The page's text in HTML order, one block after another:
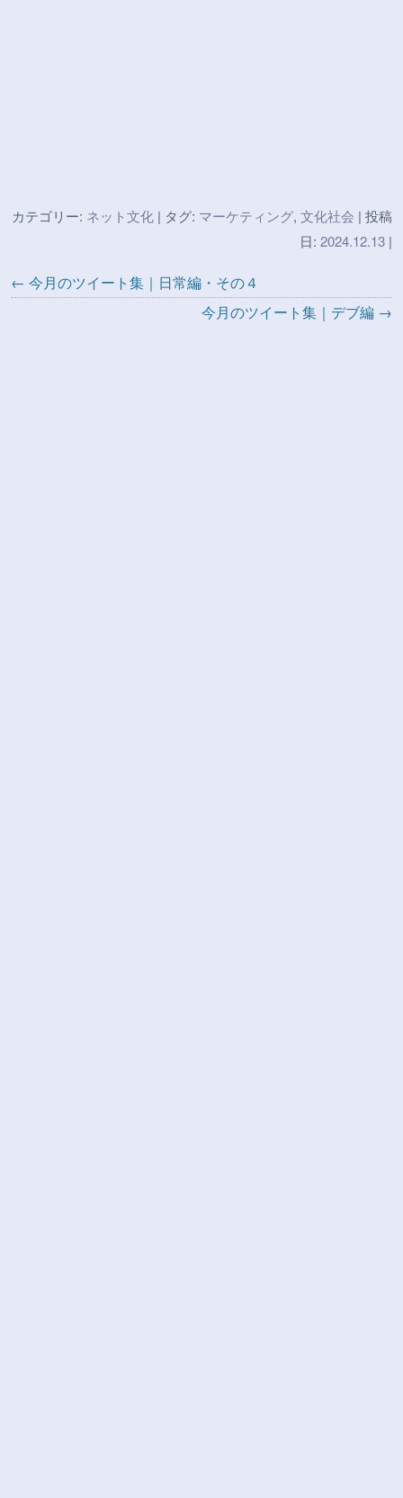
カテゴリー: ネット文化 | タグ: マーケティング, 文化社会 | 投稿
日: 2024.12.13 |
← 今月のツイート集｜日常編・その４
今月のツイート集｜デブ編 →